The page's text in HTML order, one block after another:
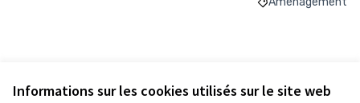
Informations sur les cookies utilisés sur le site web
Filtrer les
Budget